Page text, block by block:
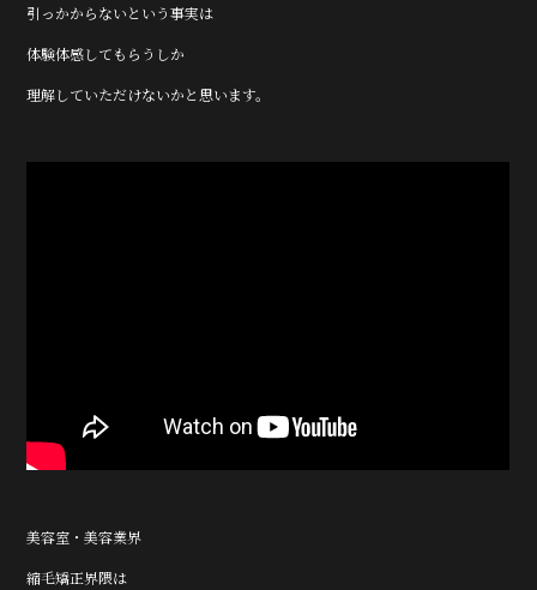
引っかからないという事実は
体験体感してもらうしか
理解していただけないかと思います。
美容室・美容業界
縮毛矯正界隈は